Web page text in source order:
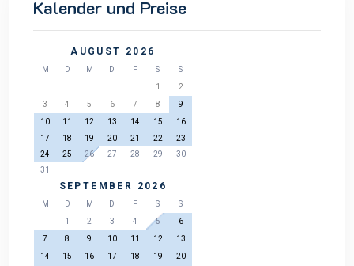
Kalender und Preise
AUGUST 2026
M D M D F S
S
1
2
3
4 5 6 7 8
9
10
11 12 13 14 15
16
17
18 19 20 21 22
23
24
25 26 27 28 29
30
31
SEPTEMBER 2026
M D M D F S
S
1
2 3 4 5
6
7
8 9 10 11 12
13
14
15 16 17 18 19
20